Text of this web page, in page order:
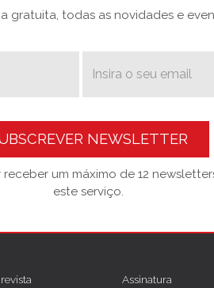
gratuita, todas as novidades e
NEWSLETTER
um máximo de 12
este serviço.
Assinatura